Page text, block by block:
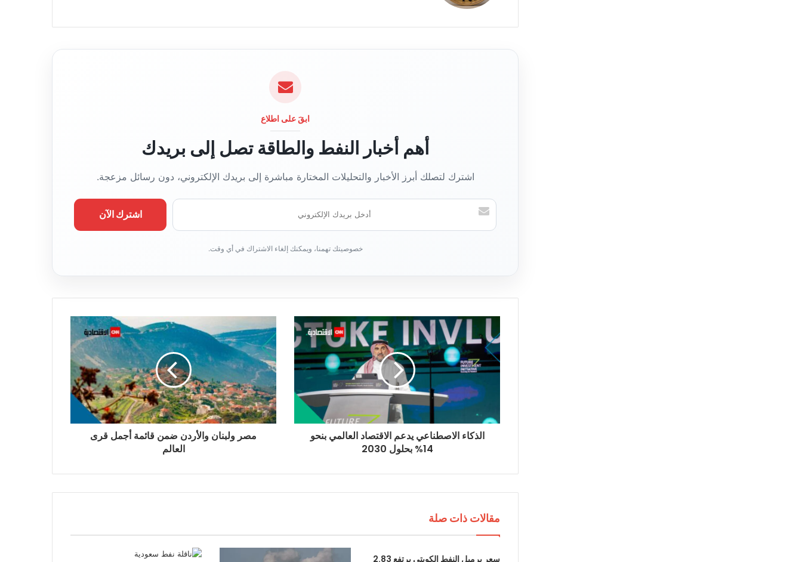
ا
ابقَ على اطلاع
أهم أخبار النفط والطاقة تصل إلى بريدك
اشترك لتصلك أبرز الأخبار والتحليلات المختارة مباشرة إلى بريدك الإلكتروني، دون رسائل مزعجة.
أ
خ
ا
إ
ل
ك
ن
الذكاء الاصطناعي يدعم الاقتصاد العالمي بنحو
14% بحلول 2030
مصر ولبنان والأردن ضمن قائمة أجمل قرى
العالم
مقالات ذات صلة
سعر برميل النفط الكويتي يرتفع 2.83